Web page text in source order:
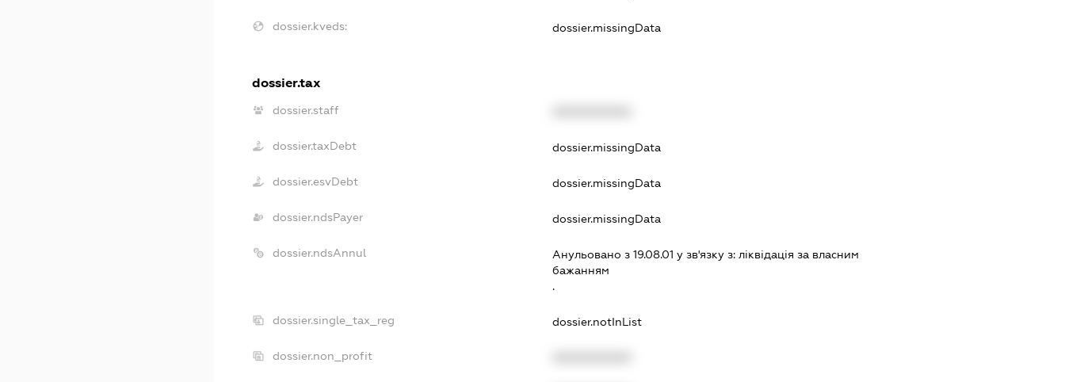
dossier.kveds: dossier.missingData
dossier.tax
dossier.staff
dossier.taxDebt dossier.missingData
dossier.esvDebt dossier.missingData
dossier.ndsPayer dossier.missingData
dossier.ndsAnnul Анульовано з 19.08.01 у зв'язку з: лiквiдацiя за власним
бажанням
.
dossier.single_tax_reg dossier.notInList
dossier.non_profit